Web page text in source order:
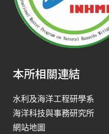
本所相關連結
水利及海洋工程研學系
海洋科技與事務研究所
網站地圖